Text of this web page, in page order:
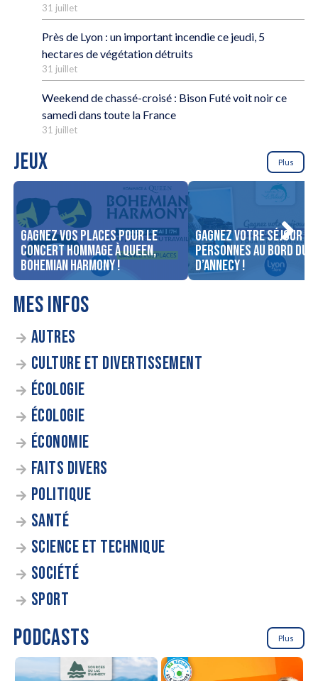
31 juillet
Près de Lyon : un important incendie ce jeudi, 5
hectares de végétation détruits
31 juillet
Weekend de chassé-croisé : Bison Futé voit noir ce
samedi dans toute la France
31 juillet
JEUX Plus
Gagnez vos places pour le
concert Hommage à Queen,
Bohemian Harmony !
Gagnez votre séjour
personnes au bord du
d’Annecy !
MES INFOS
AUTRES
CULTURE ET DIVERTISSEMENT
ÉCOLOGIE
ÉCOLOGIE
ÉCONOMIE
FAITS DIVERS
POLITIQUE
SANTÉ
SCIENCE ET TECHNIQUE
SOCIÉTÉ
SPORT
PODCASTS Plus